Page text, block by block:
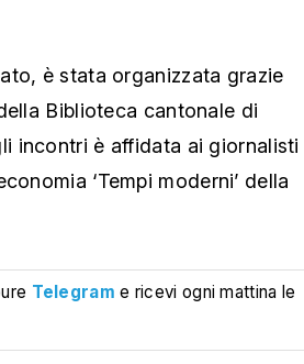
è stata organizzata grazie
Biblioteca cantonale di
incontri è affidata ai giornalisti
‘Tempi moderni’ della
Telegram e ricevi ogni mattina le